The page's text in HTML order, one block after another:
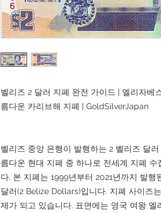
벨리즈 2 달러 지폐 완전 가이드 | 엘리자베
름다운 카리브해 지폐 | GoldSilverJapan
벨리즈 중앙 은행이 발행하는 2 벨리즈 달
름다운 현대 지폐 중 하나로 전세계 지폐
다. 본 지폐는 1999년부터 2021년까지 발
달러(2 Belize Dollars)입니다. 지폐 사이즈
제가 되고 있습니다. 표면에는 영국 여왕 엘